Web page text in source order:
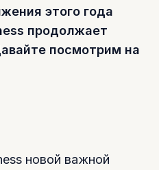
этого года
продолжает
посмотрим на
новой важной